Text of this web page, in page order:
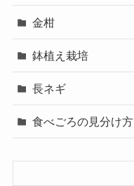
金柑
鉢植え栽培
長ネギ
食べごろの見分け方